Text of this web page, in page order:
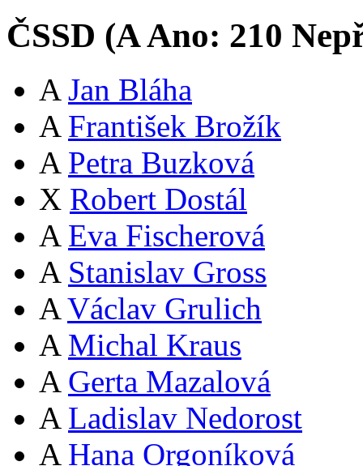
ČSSD (AAno: 210
A Jan Bláha
A František Brožík
A Petra Buzková
X Robert Dostál
A Eva Fischerová
A Stanislav Gross
A Václav Grulich
A Michal Kraus
A Gerta Mazalová
A Ladislav Nedorost
A Hana Orgoníková